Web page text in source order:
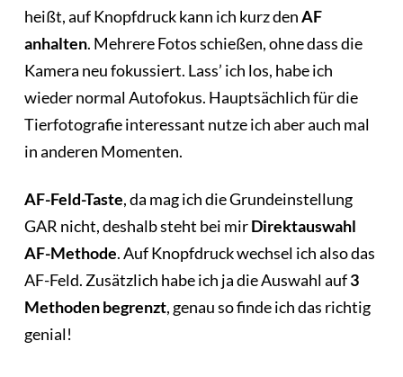
heißt, auf Knopfdruck kann ich kurz denAF
anhalten. Mehrere Fotos schießen, ohne dass die
Kamera neu fokussiert. Lass’ ich los, habe ich
wieder normal Autofokus. Hauptsächlich für die
Tierfotografie interessant nutze ich aber auch mal
in anderen Momenten.
AF-Feld-Taste, da mag ich die Grundeinstellung
GAR nicht, deshalb steht bei mirDirektauswahl
AF-Methode. Auf Knopfdruck wechsel ich also das
AF-Feld. Zusätzlich habe ich ja die Auswahl auf3
Methoden begrenzt, genau so finde ich das richtig
genial!